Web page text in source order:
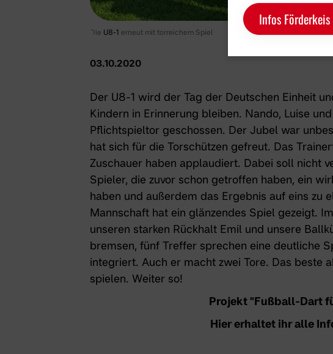
Die U8-1 erneut mit torreichem Spiel
03.10.2020
Der U8-1 wird der Tag der Deutschen Einheit
Kindern in Erinnerung bleiben. Nando, Luise
Pflichtspieltor geschossen. Der Jubel war
hat sich für die Torschützen gefreut. Das
Zuschauer haben applaudiert. Dabei soll nicht
Spieler, die zuvor schon getroffen haben, ein
haben und außerdem das Ergebnis auf eins zu
Mannschaft hat ein glänzendes Spiel gezeigt.
unseren starken Rückhalt Emil und unsere
bremsen, fünf Treffer sprechen eine deutliche
integriert. Auch er macht zwei Tore. Das beste
spielen. Weiter so!
Projekt "Fußball-Dart
Hier erhaltet ihr alle
Infos